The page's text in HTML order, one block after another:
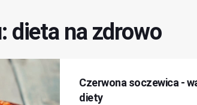
dieta na zdrowo
Czerwona soczewica -
diety